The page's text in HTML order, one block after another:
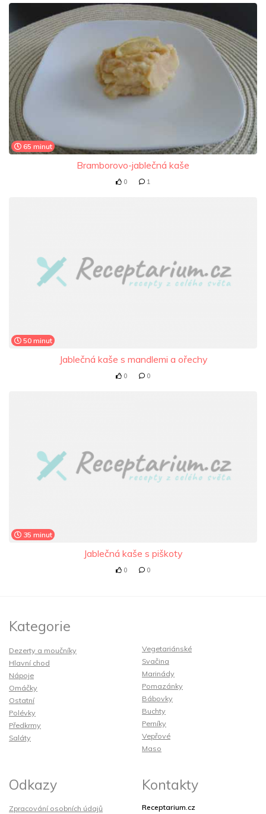
65 minut
Bramborovo-jablečná kaše
0 1
50 minut
Jablečná kaše s mandlemi a ořechy
0 0
35 minut
Jablečná kaše s piškoty
0 0
Kategorie
Dezerty a moučníky
Hlavní chod
Nápoje
Omáčky
Ostatní
Polévky
Předkrmy
Saláty
Vegetariánské
Svačina
Marinády
Pomazánky
Bábovky
Buchty
Perníky
Vepřové
Maso
Odkazy
Zpracování osobních údajů
Kontakty
Receptarium.cz